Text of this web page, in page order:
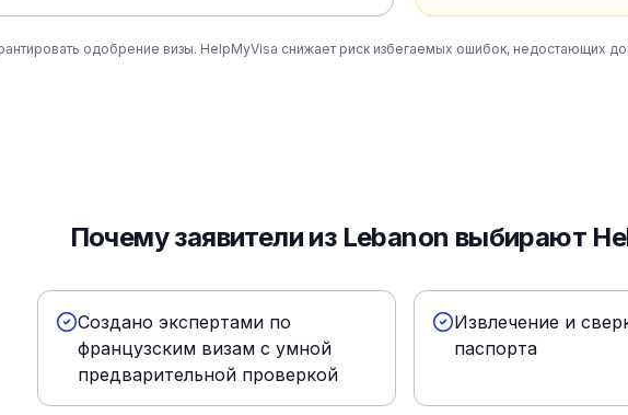
одобрение визы. HelpMyVisa снижает риск избегаемых ошибок, недостающих
Почему заявители из Lebanon выбирают
Создано экспертами по
французским визам с умной
предварительной проверкой
Извлечение и
паспорта